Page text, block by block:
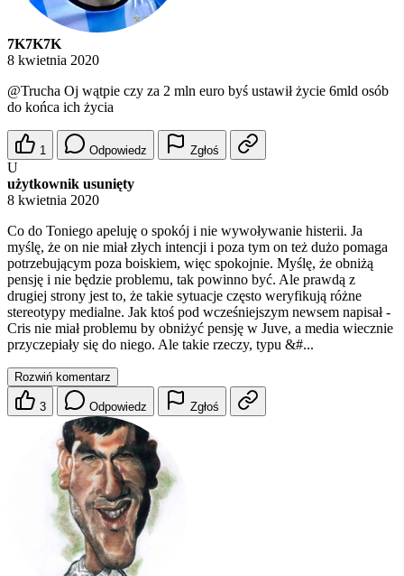
7K7K7K
8 kwietnia 2020
@Trucha Oj wątpie czy za 2 mln euro byś ustawił życie 6mld osób
do końca ich życia
1 Odpowiedz Zgłoś
U
użytkownik usunięty
8 kwietnia 2020
Co do Toniego apeluję o spokój i nie wywoływanie histerii. Ja
myślę, że on nie miał złych intencji i poza tym on też dużo pomaga
potrzebującym poza boiskiem, więc spokojnie. Myślę, że obniżą
pensję i nie będzie problemu, tak powinno być. Ale prawdą z
drugiej strony jest to, że takie sytuacje często weryfikują różne
stereotypy medialne. Jak ktoś pod wcześniejszym newsem napisał -
Cris nie miał problemu by obniżyć pensję w Juve, a media wiecznie
przyczepiały się do niego. Ale takie rzeczy, typu &#...
Rozwiń komentarz
3 Odpowiedz Zgłoś